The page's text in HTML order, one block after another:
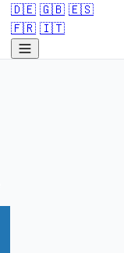
🇩🇪 🇬🇧 🇪🇸
🇫🇷 🇮🇹